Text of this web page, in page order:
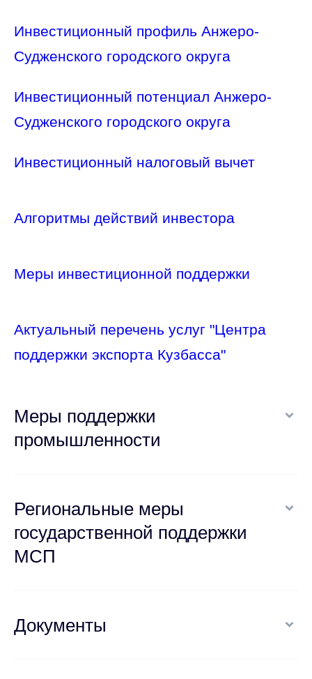
Инвестиционный профиль Анжеро-
Судженского городского округа
Инвестиционный потенциал Анжеро-
Судженского городского округа
Инвестиционный налоговый вычет
Алгоритмы действий инвестора
Меры инвестиционной поддержки
Актуальный перечень услуг "Центра
поддержки экспорта Кузбасса"
Меры поддержки
промышленности
Региональные меры
государственной поддержки
МСП
Документы